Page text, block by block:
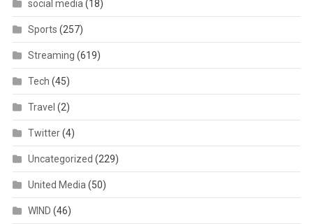
social media(18)
Sports (257)
Streaming (619)
Tech (45)
Travel (2)
Twitter(4)
Uncategorized (229)
United Media(50)
WIND (46)